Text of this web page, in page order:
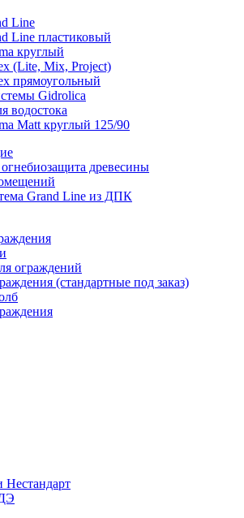
Line
Line пластиковый
круглый
(Lite, Mix, Project)
прямоугольный
Gidrolica
водостока
Matt круглый 125/90
древесины
Grand Line из ДПК
ограждений
(стандартные под заказ)
Нестандарт